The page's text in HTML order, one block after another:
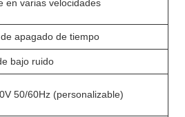
en varias velocidades
apagado de tiempo
bajo ruido
50/60Hz (personalizable)